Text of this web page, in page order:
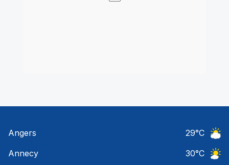
Angers 29°C
Annecy
30°C